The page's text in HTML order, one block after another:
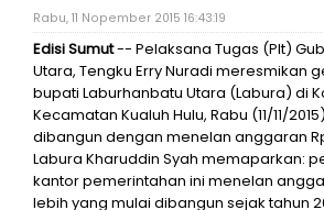
Rabu, 11 Nopember 2015 16:43:19
Edisi Sumut-- Pelaksana Tugas (Plt)
Utara, Tengku Erry Nuradi meresmikan
bupati Laburhanbatu Utara (Labura) di
Kecamatan Kualuh Hulu, Rabu (11/11/
dibangun dengan menelan anggaran
Labura Kharuddin Syah memaparkan:
kantor pemerintahan ini menelan
lebih yang mulai dibangun sejak tahun